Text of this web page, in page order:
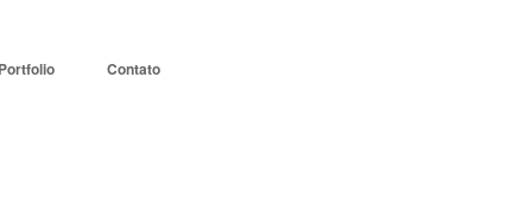
Portfolio Contato